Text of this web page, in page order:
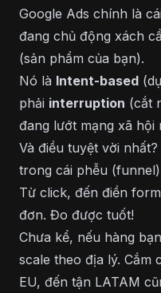
Google Ads chính là
đang chủ động xách
(sản phẩm của bạn).
Nó là Intent-based
phải interruption (cắt
đang lướt mạng xã hội
Và điều tuyệt vời
trong cái phễu
Từ click, đến điền
đơn. Đo được tuốt!
Chưa kể, nếu hàng
scale theo địa lý. Cắm
EU, đến tận LATAM